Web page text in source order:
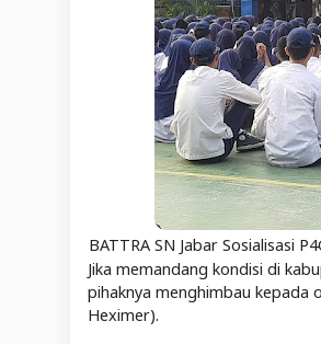
BATTRA SN Jabar Sosialisasi
Jika memandang kondisi di
pihaknya menghimbau kepada
Heximer).